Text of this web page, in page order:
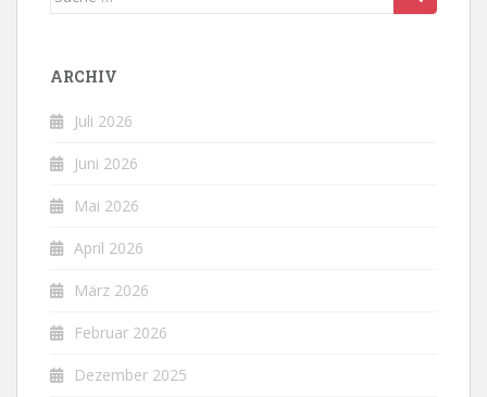
ARCHIV
Juli 2026
Juni 2026
Mai 2026
April 2026
März 2026
Februar 2026
Dezember 2025